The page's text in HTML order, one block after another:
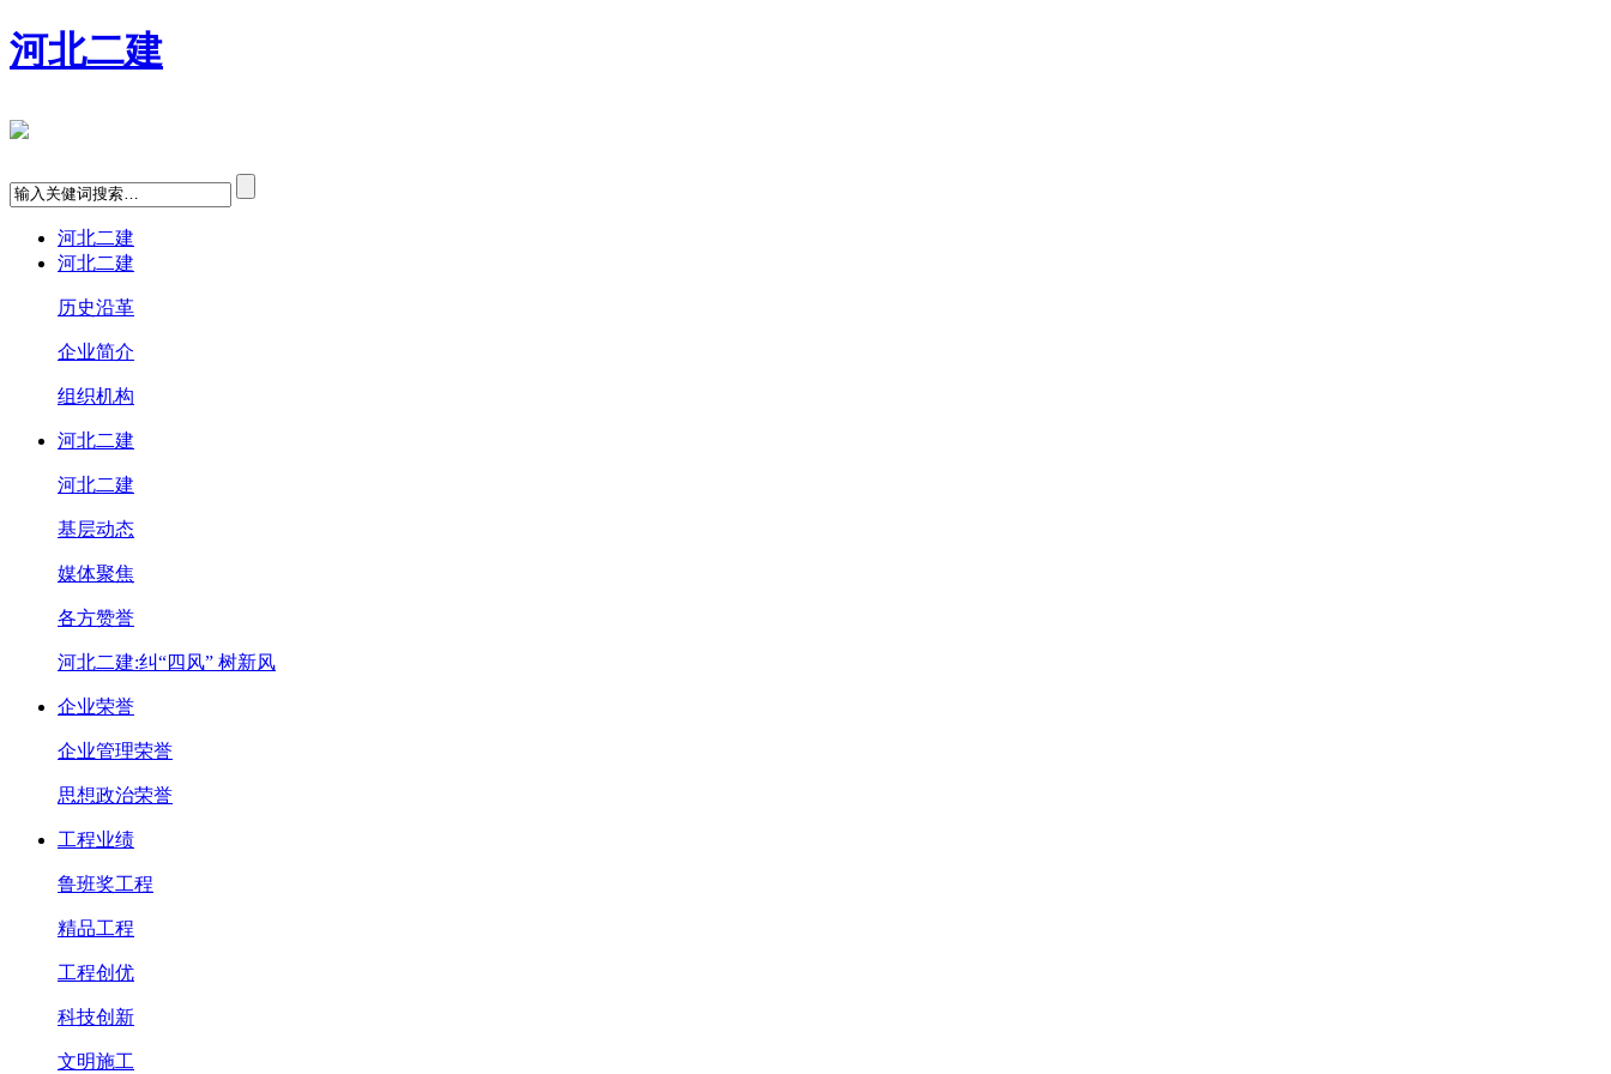
河北二建
河北二建
河北二建
历史沿革
企业简介
组织机构
河北二建
河北二建
基层动态
媒体聚焦
各方赞誉
河北二建:纠“四风” 树新风
企业荣誉
企业管理荣誉
思想政治荣誉
工程业绩
鲁班奖工程
精品工程
工程创优
科技创新
文明施工